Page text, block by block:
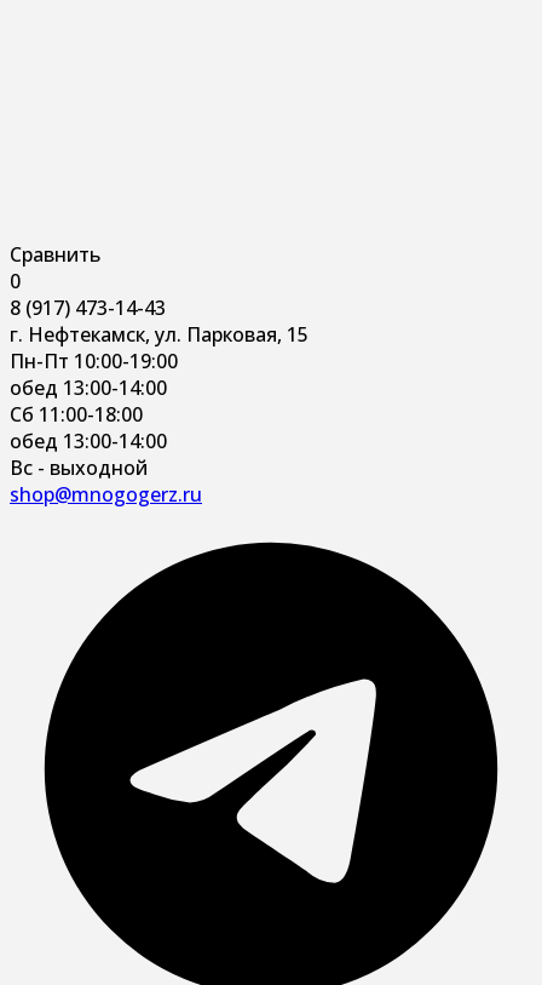
Сравнить
0
8 (917) 473-14-43
г. Нефтекамск, ул. Парковая, 15
Пн-Пт 10:00-19:00
обед 13:00-14:00
Сб 11:00-18:00
обед 13:00-14:00
Вс - выходной
shop@mnogogerz.ru